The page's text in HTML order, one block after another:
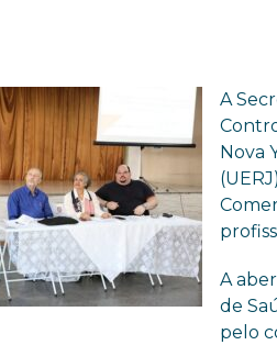
A
Nova
A
de
pelo